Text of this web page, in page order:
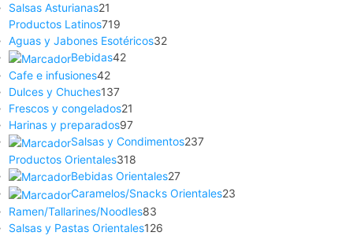
Salsas Asturianas21
Productos Latinos719
Aguas y Jabones Esotéricos32
Bebidas42
Cafe e infusiones42
Dulces y Chuches137
Frescos y congelados21
Harinas y preparados97
Salsas y Condimentos237
Productos Orientales318
Bebidas Orientales27
Caramelos/Snacks Orientales23
Ramen/Tallarines/Noodles83
Salsas y Pastas Orientales126